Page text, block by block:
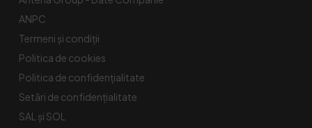
ANPC
Termeni și condiții
Politica de cookies
Politica de confidențialitate
Setări de confidențialitate
SAL și SOL